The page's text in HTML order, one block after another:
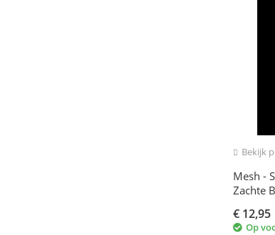
Bekijk
Mesh -
Zachte
€ 12,95
Op